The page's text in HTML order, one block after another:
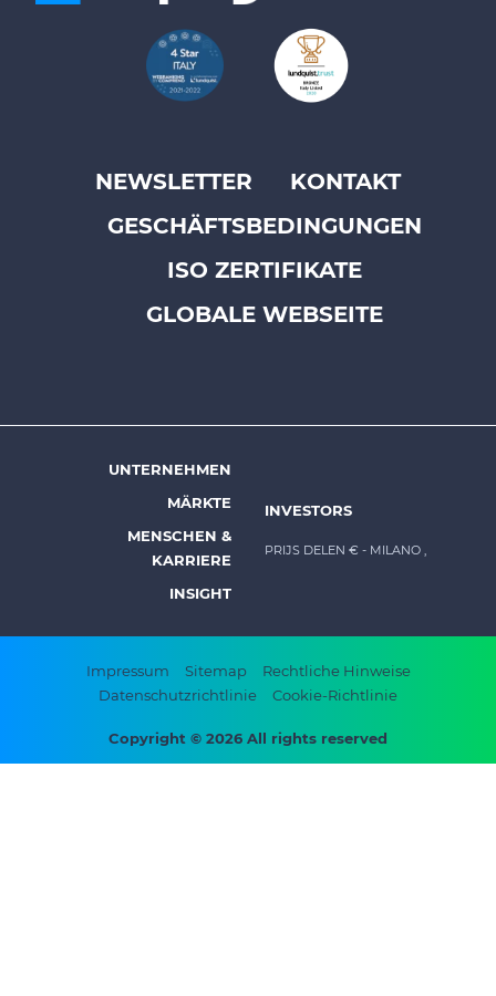
FooterNEWSLETTER
KONTAKT
GESCHÄFTSBEDINGUNGEN
ISO ZERTIFIKATE
GLOBALE WEBSEITE
Footer
menu
Prysmian
UNTERNEHMEN
MÄRKTE
MENSCHEN &
KARRIERE
INSIGHT
INVESTORS
PRIJS DELEN € - MILANO ,
Footer
bottom
menu
Impressum Sitemap
Rechtliche Hinweise
Datenschutzrichtlinie
Cookie-Richtlinie
Copyright © 2026 All rights reserved